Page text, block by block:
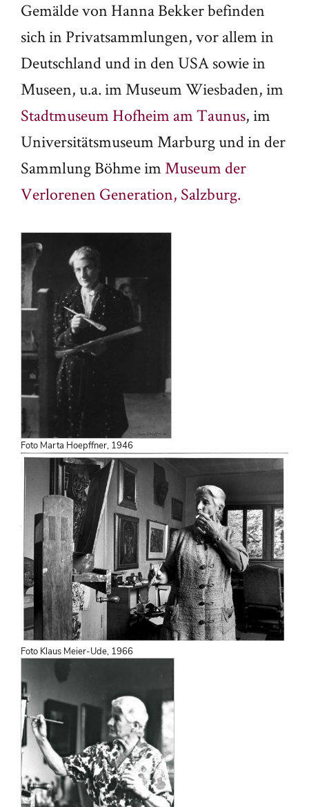
Gemälde von Hanna Bekker befinden
sich in Privatsammlungen, vor allem in
Deutschland und in den USA sowie in
Museen, u.a. im Museum Wiesbaden, im
Stadtmuseum Hofheim am Taunus, im
Universitätsmuseum Marburg und in der
Sammlung Böhme imMuseum der
Verlorenen Generation, Salzburg.
Foto Marta Hoepffner, 1946
Foto Klaus Meier-Ude, 1966